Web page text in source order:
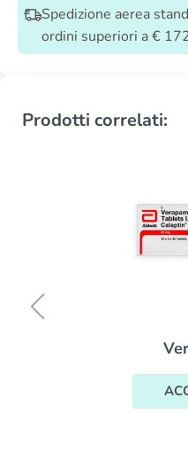
Spedizione aerea
ordini superiori a €
Prodotti correlati: